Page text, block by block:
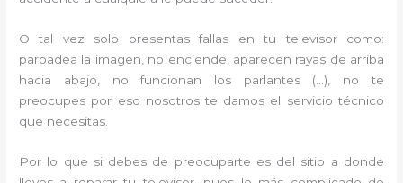
O tal vez solo presentas fallas en tu televisor como:
parpadea la imagen, no enciende, aparecen rayas de arriba
hacia abajo, no funcionan los parlantes (…), no te
preocupes por eso nosotros te damos el servicio técnico
que necesitas.
Por lo que si debes de preocuparte es del sitio a donde